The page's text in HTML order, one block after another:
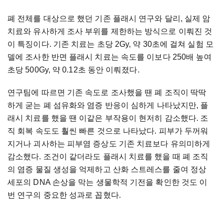
폐 전체를 대상으로 했던 기존 플래시 연구와 달리 , 실제 암
치료와 유사하게 조사 부위를 제한하는 방식으로 이뤄진 것
이
특징이다. 기존 치료는 초당2Gy, 약 30초에 걸쳐 실험 모
델에 조사한 반면 플래시 치료는 속도를 이보다250배 높여
초당 500Gy, 약 0.12초 동안 이뤄졌다.
연구팀에 따르면 기존 속도로 조사했을 땐 폐 조직이
딱딱
하게 굳는 폐 섬유화와 염증 반응이 심하게 나타났지만, 플
래시
치료를 했을 땐 이같은 부작용이 현저히 감소했다. 조
직 회복 속도도 훨씬 빠른 것으로 나타났다. 피부가 두꺼워
지거나 괴사하는 피부염 증상도 기존 치료보다 유의미하게
감소했다. 조건이 같더라도 플래시 치료를 했을 때 폐 조직
의 염증 물질 생성을 억제하고 산화 스트레스를 줄여 정상
세포의 DNA 손상을 막는 생물학적 기전을 확인한 것도 이
번 연구의 중요한 성과로 꼽혔다.